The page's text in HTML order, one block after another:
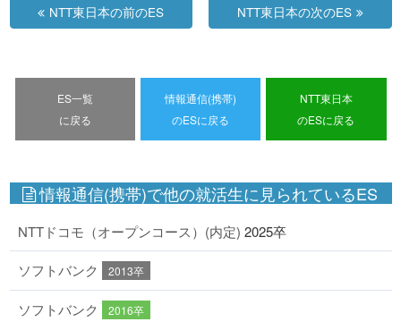
NTT東日本の前のES NTT東日本の次のES
ES一覧
に戻る
情報通信(携帯)
のESに戻る
NTT東日本
のESに戻る
情報通信(携帯)で他の就活生に見られているES
NTTドコモ（オープンコース）(内定) 2025卒
ソフトバンク 2013卒
ソフトバンク 2016卒